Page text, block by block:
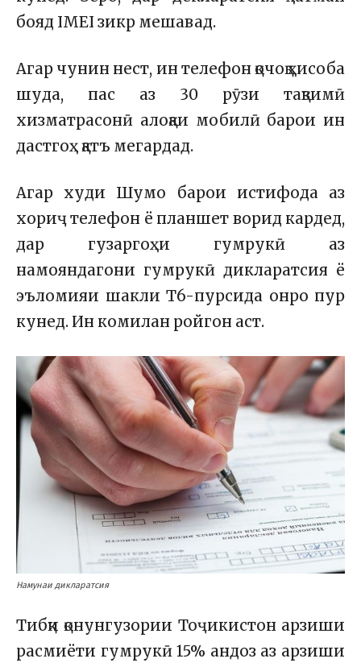
бояд IMEI зикр мешавад.
Агар чунин нест, ин телефон қочоқ ҳисоба
шуда, пас аз 30 рӯзи тақвимӣ
хизматрасонӣ алоқаи мобилӣ барои ин
дастгоҳ қатъ мегардад.
Агар худи Шумо барои истифода аз
хориҷ телефон ё планшет ворид кардед,
дар гузаргоҳи гумрукӣ аз
намояндагони гумрукӣ дикларатсия ё
эъломияи шакли Т6-пурсида онро пур
кунед. Ин комилан ройгон аст.
Намунаи дикларатсия
Тибқи қонунгузории Тоҷикистон арзиши
расмиёти гумрукӣ 15% андоз аз арзиши